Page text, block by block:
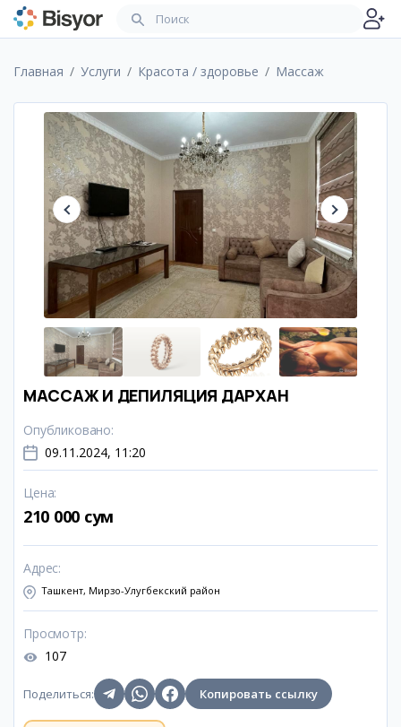
Главная Услуги Красота / здоровье Массаж
МАССАЖ И ДЕПИЛЯЦИЯ ДАРХАН
Опубликовано:
09.11.2024, 11:20
Цена:
210 000 сум
Адрес:
Ташкент, Мирзо-Улугбекский район
Просмотр:
107
Поделиться: Копировать ссылку